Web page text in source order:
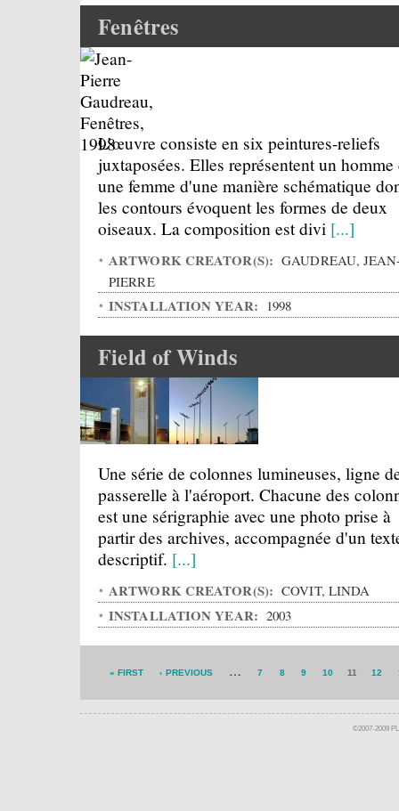
Fenêtres
L’œuvre consiste en six peintures-reliefs
juxtaposées. Elles représentent un homme
une femme d'une manière schématique
les contours évoquent les formes de deux
oiseaux. La composition est divi [...]
ARTWORK CREATOR(S): GAUDREAU,
PIERRE
INSTALLATION YEAR: 1998
Field of Winds
Une série de colonnes lumineuses, ligne
passerelle à l'aéroport. Chacune des
est une sérigraphie avec une photo prise à
partir des archives, accompagnée d'un
descriptif. [...]
ARTWORK CREATOR(S): COVIT, LINDA
INSTALLATION YEAR: 2003
« FIRST ‹ PREVIOUS … 7 8 9 10 11 12
©2007-2009